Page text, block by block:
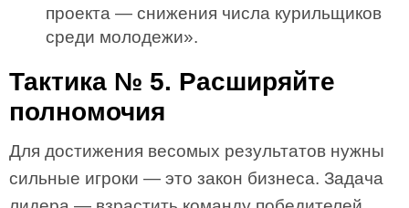
проекта — снижения числа курильщиков
среди молодежи».
Тактика № 5. Расширяйте
полномочия
Для достижения весомых результатов нужны
сильные игроки — это закон бизнеса. Задача